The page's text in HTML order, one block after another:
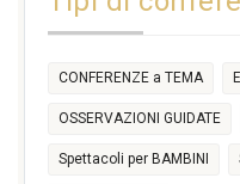
CONFERENZE a TEMA
OSSERVAZIONI GUIDATE
Spettacoli per BAMBINI